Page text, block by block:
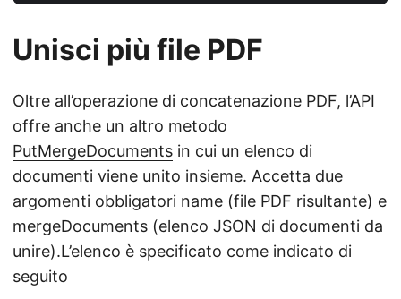
Unisci più file PDF
Oltre all’operazione di concatenazione PDF, l’API
offre anche un altro metodo
PutMergeDocuments in cui un elenco di
documenti viene unito insieme. Accetta due
argomenti obbligatori name (file PDF risultante) e
mergeDocuments (elenco JSON di documenti da
unire).L’elenco è specificato come indicato di
seguito